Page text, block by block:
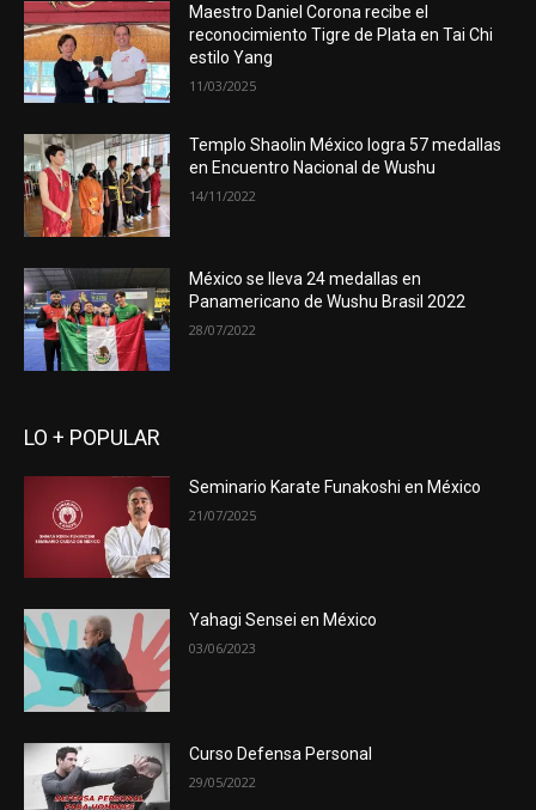
Maestro Daniel Corona recibe el
reconocimiento Tigre de Plata en Tai Chi
estilo Yang
11/03/2025
Templo Shaolin México logra 57 medallas
en Encuentro Nacional de Wushu
14/11/2022
México se lleva 24 medallas en
Panamericano de Wushu Brasil 2022
28/07/2022
LO + POPULAR
Seminario Karate Funakoshi en México
21/07/2025
Yahagi Sensei en México
03/06/2023
Curso Defensa Personal
29/05/2022